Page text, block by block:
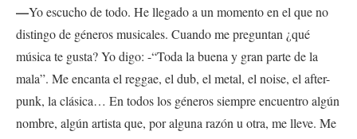
—Yo escucho de todo. He llegado a un momento en el que no
distingo de géneros musicales. Cuando me preguntan ¿qué
música te gusta? Yo digo: -“Toda la buena y gran parte de la
mala”. Me encanta el reggae, el dub, el metal, el noise, el after-
punk, la clásica… En todos los géneros siempre encuentro algún
nombre, algún artista que, por alguna razón u otra, me lleve. Me